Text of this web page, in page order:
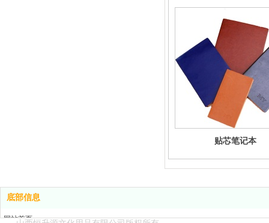
贴芯笔记本
底部信息
网站首页